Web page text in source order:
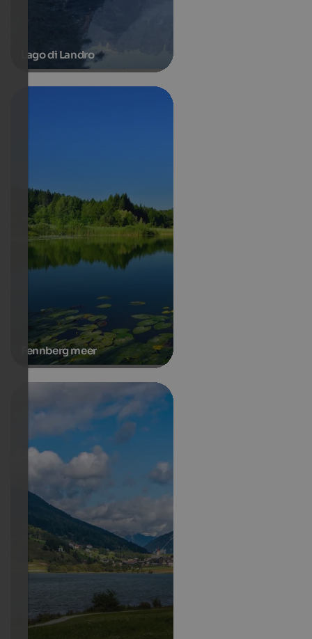
Lago di Landro
Fennberg meer